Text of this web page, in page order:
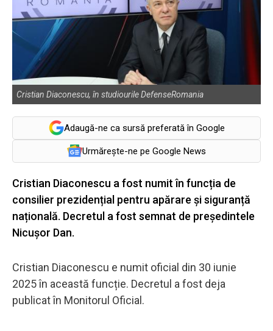
Cristian Diaconescu, în studiourile DefenseRomania
Adaugă-ne ca sursă preferată în Google
Urmărește-ne pe Google News
Cristian Diaconescu a fost numit în funcția de
consilier prezidențial pentru apărare și siguranță
națională. Decretul a fost semnat de președintele
Nicușor Dan.
Cristian Diaconescu e numit oficial din 30 iunie
2025 în această funcție. Decretul a fost deja
publicat în Monitorul Oficial.